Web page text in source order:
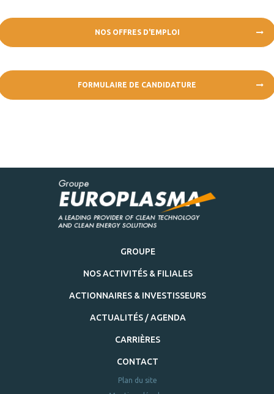
NOS OFFRES D'EMPLOI
FORMULAIRE DE CANDIDATURE
GROUPE
NOS ACTIVITÉS & FILIALES
ACTIONNAIRES & INVESTISSEURS
ACTUALITÉS / AGENDA
CARRIÈRES
CONTACT
Plan du site